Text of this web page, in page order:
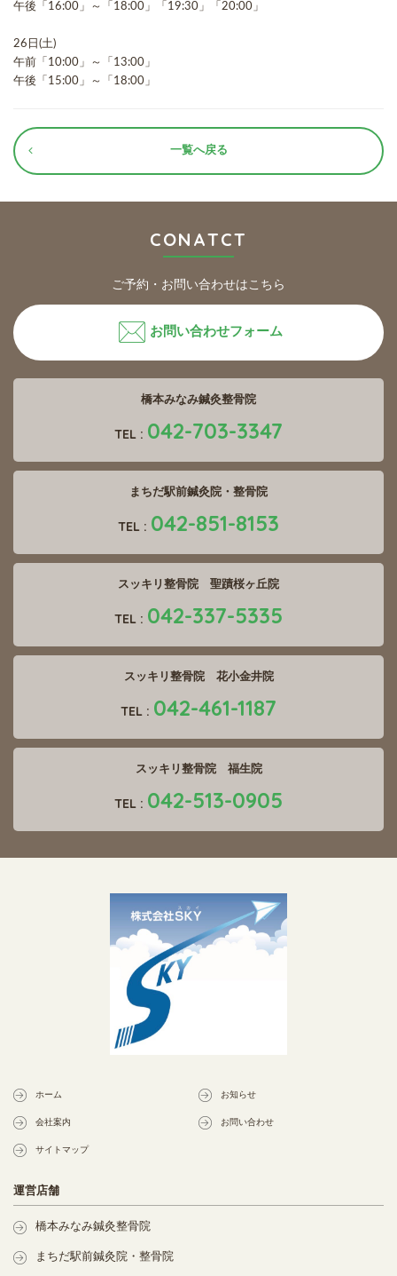
午後「16:00」～「18:00」「19:30」「20:00」
26日(土)
午前「10:00」～「13:00」
午後「15:00」～「18:00」
一覧へ戻る
CONATCT
ご予約・お問い合わせはこちら
お問い合わせフォーム
橋本みなみ鍼灸整骨院
TEL : 042-703-3347
まちだ駅前鍼灸院・整骨院
TEL : 042-851-8153
スッキリ整骨院 聖蹟桜ヶ丘院
TEL : 042-337-5335
スッキリ整骨院 花小金井院
TEL : 042-461-1187
スッキリ整骨院 福生院
TEL : 042-513-0905
ホーム お知らせ
会社案内 お問い合わせ
サイトマップ
運営店舗
橋本みなみ鍼灸整骨院
まちだ駅前鍼灸院・整骨院